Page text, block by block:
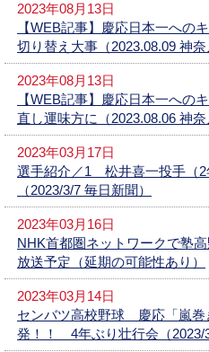
2023年08月13日
【WEB記事】慶応日本一へ
切り替え大事（2023.08.09 神奈
2023年08月13日
【WEB記事】慶応日本一へ
直し運味方に（2023.08.06 神奈
2023年03月17日
選手紹介／1 松井喜一投手（2
（2023/3/7 毎日新聞）
2023年03月16日
NHK首都圏ネットワークで塾
放送予定（延期の可能性あり）
2023年03月14日
センバツ高校野球 慶応「嵐
発！！ 4年ぶり壮行会（2023/